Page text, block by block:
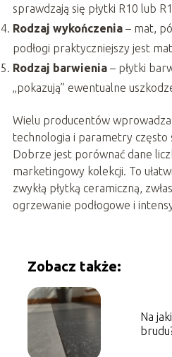
sprawdzają się płytki R10 lub
Rodzaj wykończenia– mat,
podłogi praktyczniejszy jest
Rodzaj barwienia– płytki
„pokazują” ewentualne
Wielu producentów wprowadza
technologia i parametry często
Dobrze jest porównać dane
marketingowy kolekcji. To
zwykłą płytką ceramiczną,
ogrzewanie podłogowe i
Zobacz także:
Na